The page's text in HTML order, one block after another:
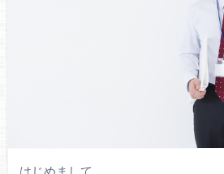
はじめまして、